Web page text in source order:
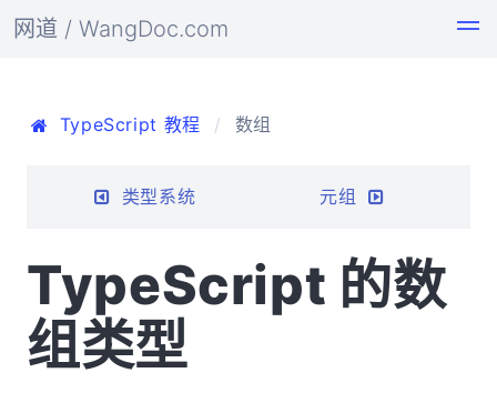
网道 / WangDoc.com
TypeScript 教程 数组
类型系统 元组
TypeScript 的数
组类型